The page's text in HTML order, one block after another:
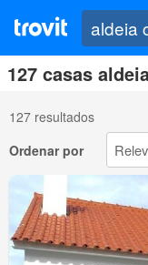
127 casas
127 resultados
Ordenar por